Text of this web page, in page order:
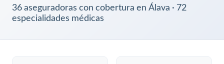
36 aseguradoras con cobertura en Álava · 72
especialidades médicas